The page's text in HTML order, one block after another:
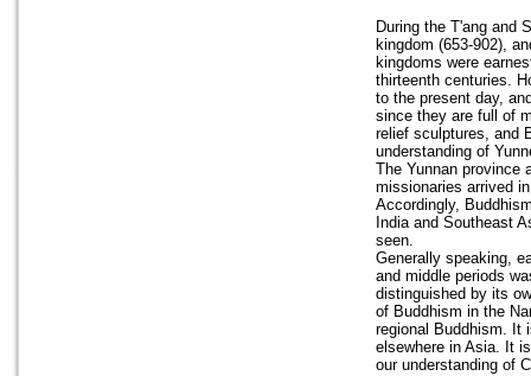
During the T'ang and
kingdom (653-902),
kingdoms were
thirteenth centuries.
to the present day,
since they are full of
relief sculptures, and
understanding of
The Yunnan province
missionaries arrived
Accordingly,
India and Southeast
seen.
Generally speaking,
and middle periods
distinguished by its
of Buddhism in the
regional Buddhism. It
elsewhere in Asia. It
our understanding of